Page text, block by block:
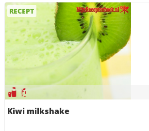
RECEPT
Kiwi milkshake